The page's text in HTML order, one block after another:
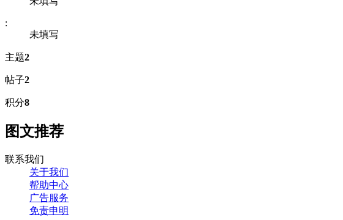
:
未填写
主题2
帖子2
积分8
图文推荐
联系我们
关于我们
帮助中心
广告服务
免责申明